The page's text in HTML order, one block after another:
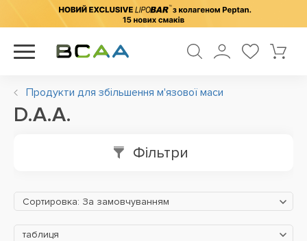
Продукти для збільшення м'язової маси
D.A.A.
Фільтри
Сортировка: За замовчуванням
таблиця